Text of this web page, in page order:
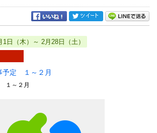
1日（木）～ 2月28日（土）
予定 １～２月
１～２月